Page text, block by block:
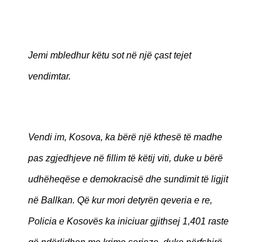
Jemi mbledhur këtu sot në një çast tejet
vendimtar.
Vendi im, Kosova, ka bërë një kthesë të madhe
pas zgjedhjeve në fillim të këtij viti, duke u bërë
udhëheqëse e demokracisë dhe sundimit të ligjit
në Ballkan. Që kur mori detyrën qeveria e re,
Policia e Kosovës ka iniciuar gjithsej 1,401 raste